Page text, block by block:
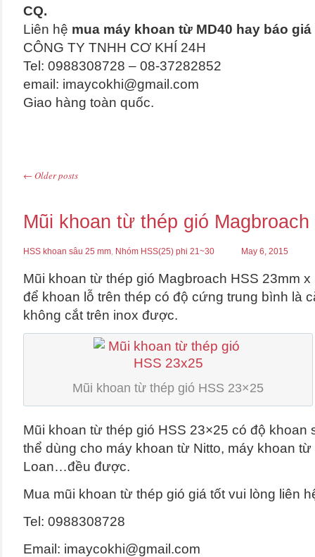
CQ.
Liên hệ mua máy khoan từ MD40 hay báo
CÔNG TY TNHH CƠ KHÍ 24H
Tel: 0988308728 – 08-37282852
email: imaycokhi@gmail.com
Giao hàng toàn quốc.
← Older posts
Mũi khoan từ thép gió
HSS khoan sâu 25 mm, Nhóm HSS(25) phi 21~30 May 6, 2015
Mũi khoan từ thép gió Magbroach HSS 23mm
để khoan lỗ trên thép có độ cứng trung bình là
không cắt trên inox được.
Mũi khoan từ thép gió HSS 23×25
Mũi khoan từ thép gió HSS 23×25 có độ khoan
thể dùng cho máy khoan từ Nitto, máy khoan
Loan…đều được.
Mua mũi khoan từ thép gió giá tốt vui lòng liên
Tel: 0988308728
Email: imaycokhi@gmail.com